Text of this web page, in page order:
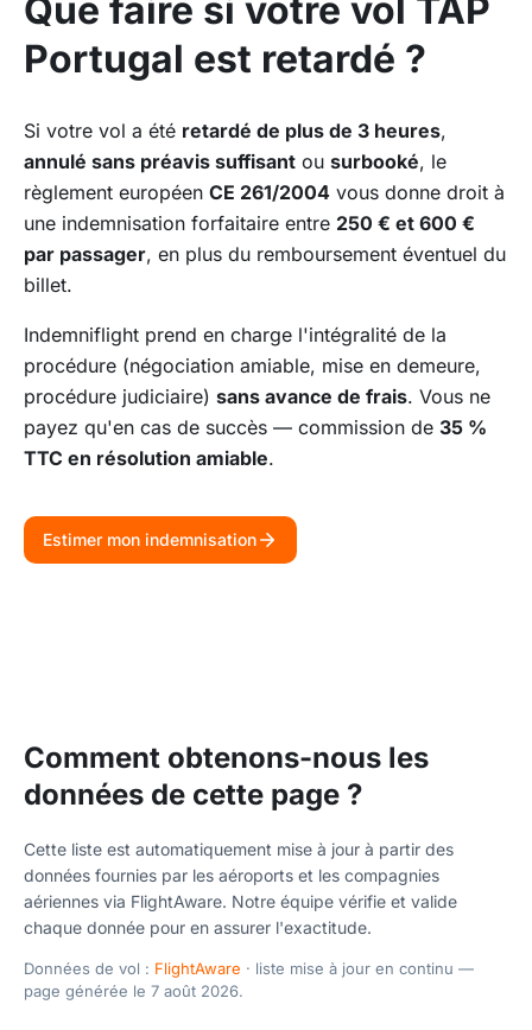
Que faire si votre vol TAP
Portugal est retardé ?
Si votre vol a été retardé de plus de 3 heures,
annulé sans préavis suffisant ou surbooké, le
règlement européen CE 261/2004 vous donne droit à
une indemnisation forfaitaire entre 250 € et 600 €
par passager, en plus du remboursement éventuel du
billet.
Indemniflight prend en charge l'intégralité de la
procédure (négociation amiable, mise en demeure,
procédure judiciaire) sans avance de frais. Vous ne
payez qu'en cas de succès — commission de 35 %
TTC en résolution amiable.
Estimer mon indemnisation
Comment obtenons-nous les
données de cette page ?
Cette liste est automatiquement mise à jour à partir des
données fournies par les aéroports et les compagnies
aériennes via FlightAware. Notre équipe vérifie et valide
chaque donnée pour en assurer l'exactitude.
Données de vol : FlightAware · liste mise à jour en continu —
page générée le 7 août 2026.